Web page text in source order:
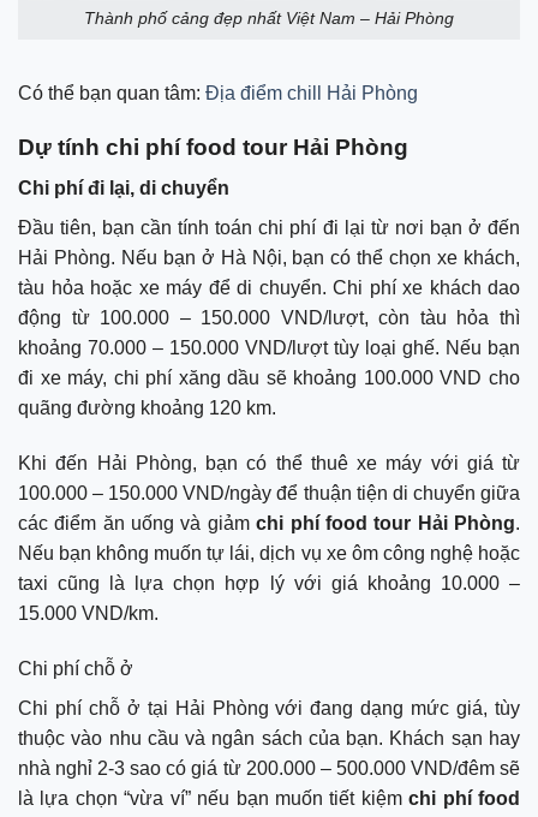
Thành phố cảng đẹp nhất Việt Nam – Hải Phòng
Có thể bạn quan tâm: Địa điểm chill Hải Phòng
Dự tính chi phí food tour Hải Phòng
Chi phí đi lại, di chuyển
Đầu tiên, bạn cần tính toán chi phí đi lại từ nơi bạn ở đến
Hải Phòng. Nếu bạn ở Hà Nội, bạn có thể chọn xe khách,
tàu hỏa hoặc xe máy để di chuyển. Chi phí xe khách dao
động từ 100.000 – 150.000 VND/lượt, còn tàu hỏa thì
khoảng 70.000 – 150.000 VND/lượt tùy loại ghế. Nếu bạn
đi xe máy, chi phí xăng dầu sẽ khoảng 100.000 VND cho
quãng đường khoảng 120 km.
Khi đến Hải Phòng, bạn có thể thuê xe máy với giá từ
100.000 – 150.000 VND/ngày để thuận tiện di chuyển giữa
các điểm ăn uống và giảmchi phí food tour Hải Phòng.
Nếu bạn không muốn tự lái, dịch vụ xe ôm công nghệ hoặc
taxi cũng là lựa chọn hợp lý với giá khoảng 10.000 –
15.000 VND/km.
Chi phí chỗ ở
Chi phí chỗ ở tại Hải Phòng với đang dạng mức giá, tùy
thuộc vào nhu cầu và ngân sách của bạn. Khách sạn hay
nhà nghỉ 2-3 sao có giá từ 200.000 – 500.000 VND/đêm sẽ
là lựa chọn “vừa ví” nếu bạn muốn tiết kiệmchi phí food